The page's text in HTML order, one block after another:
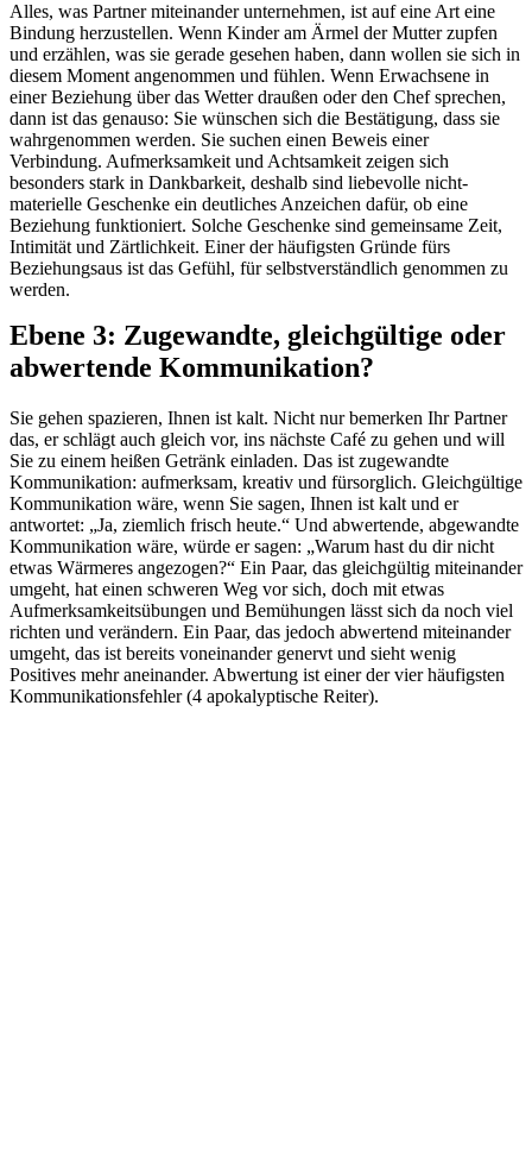
Alles, was Partner miteinander unternehmen, ist auf eine Art eine
Bindung herzustellen. Wenn Kinder am Ärmel der Mutter zupfen
und erzählen, was sie gerade gesehen haben, dann wollen sie sich in
diesem Moment angenommen und fühlen. Wenn Erwachsene in
einer Beziehung über das Wetter draußen oder den Chef sprechen,
dann ist das genauso: Sie wünschen sich die Bestätigung, dass sie
wahrgenommen werden. Sie suchen einen Beweis einer
Verbindung. Aufmerksamkeit und Achtsamkeit zeigen sich
besonders stark in Dankbarkeit, deshalb sind liebevolle nicht-
materielle Geschenke ein deutliches Anzeichen dafür, ob eine
Beziehung funktioniert. Solche Geschenke sind gemeinsame Zeit,
Intimität und Zärtlichkeit. Einer der häufigsten Gründe fürs
Beziehungsaus ist das Gefühl, für selbstverständlich genommen zu
werden.
Ebene 3: Zugewandte, gleichgültige oder
abwertende Kommunikation?
Sie gehen spazieren, Ihnen ist kalt. Nicht nur bemerken Ihr Partner
das, er schlägt auch gleich vor, ins nächste Café zu gehen und will
Sie zu einem heißen Getränk einladen. Das ist zugewandte
Kommunikation: aufmerksam, kreativ und fürsorglich. Gleichgültige
Kommunikation wäre, wenn Sie sagen, Ihnen ist kalt und er
antwortet: „Ja, ziemlich frisch heute.“ Und abwertende, abgewandte
Kommunikation wäre, würde er sagen: „Warum hast du dir nicht
etwas Wärmeres angezogen?“ Ein Paar, das gleichgültig miteinander
umgeht, hat einen schweren Weg vor sich, doch mit etwas
Aufmerksamkeitsübungen und Bemühungen lässt sich da noch viel
richten und verändern. Ein Paar, das jedoch abwertend miteinander
umgeht, das ist bereits voneinander genervt und sieht wenig
Positives mehr aneinander. Abwertung ist einer der vier häufigsten
Kommunikationsfehler (4 apokalyptische Reiter).